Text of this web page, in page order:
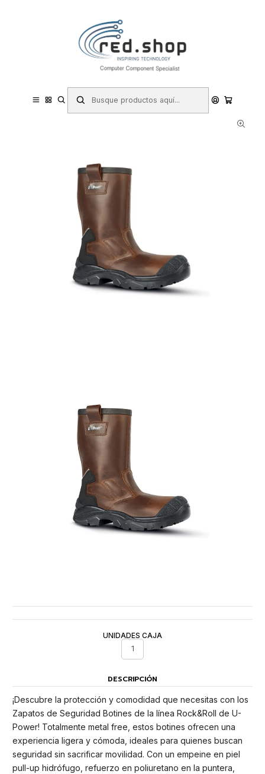
Haga Click Aqui
Hogar y Electrodomésticos Bricolaje
Prevención y Seguridad Ropa de Trabajo Calzado de Seguridad
Botas de Seguridad
Upower Alaska UK S Calzado de Seguridad Botines - Talla 38 -
Empeine Piel Pull-Up Hidrofugo, Forro Lana Ecologica, Puntera
UNIDADES CAJA
1
DESCRIPCIÓN
¡Descubre la protección y comodidad que necesitas con los
Zapatos de Seguridad Botines de la línea Rock&Roll de U-
Power! Totalmente metal free, estos botines ofrecen una
experiencia ligera y cómoda, ideales para quienes buscan
seguridad sin sacrificar movilidad. Con un empeine en piel
pull-up hidrófugo, refuerzo en poliuretano en la puntera,